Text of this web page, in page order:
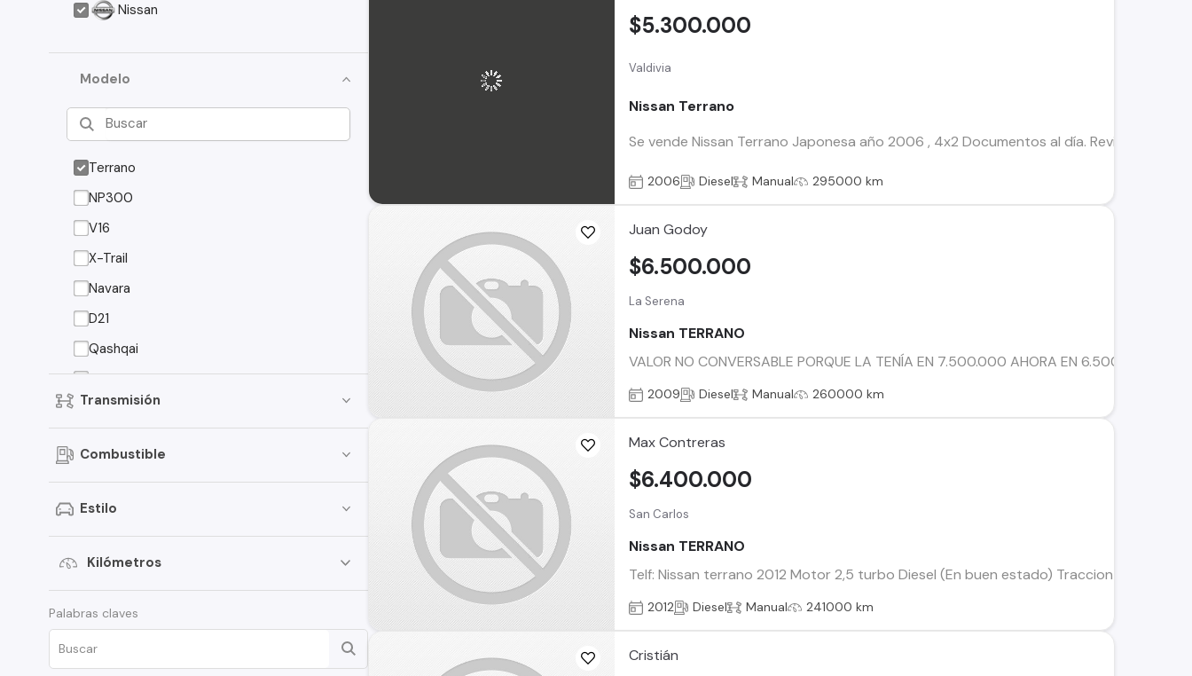
Nissan
Modelo
Terrano
NP300
V16
X-Trail
Navara
D21
Qashqai
Versa
Kicks
March
Tiida
Note
ALTIMA
D22
Transmisión
Combustible
Estilo
Kilómetros
Palabras claves
Valdivia
Nissan Terrano
Se vende Nissan Terrano Japonesa año 2006 , 4x2 Documentos al día. Revisión
$5.300.000
2006 Diesel Manual 295000 km
Juan Godoy
La Serena
Nissan TERRANO
VALOR NO CONVERSABLE PORQUE LA TENÍA EN 7.500.000 AHORA EN 6.500.000
$6.500.000
2009 Diesel Manual 260000 km
Max Contreras
San Carlos
Nissan TERRANO
Telf: Nissan terrano 2012 Motor 2,5 turbo Diesel (En buen estado) Traccion 4×2
$6.400.000
2012 Diesel Manual 241000 km
Cristián